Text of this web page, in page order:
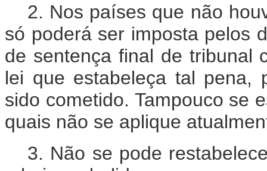
2. Nos países que não
só poderá ser imposta pelos
de sentença final de tribunal
lei que estabeleça tal pena,
sido cometido. Tampouco se
quais não se aplique
3. Não se pode